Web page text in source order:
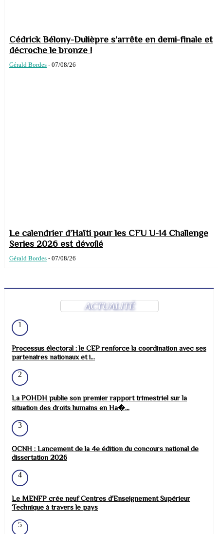
Cédrick Bélony-Dulièpre s’arrête en demi-finale et
décroche le bronze !
Gérald Bordes - 07/08/26
Le calendrier d’Haïti pour les CFU U-14 Challenge
Series 2026 est dévoilé
Gérald Bordes - 07/08/26
ACTUALITÉ
1
Processus électoral : le CEP renforce la coordination avec ses
partenaires nationaux et i...
2
La POHDH publie son premier rapport trimestriel sur la
situation des droits humains en Ha�...
3
OCNH : Lancement de la 4e édition du concours national de
dissertation 2026
4
Le MENFP crée neuf Centres d'Enseignement Supérieur
Technique à travers le pays
5